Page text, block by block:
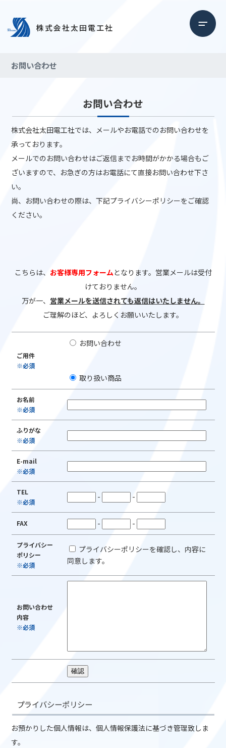
お問い合わせ
お問い合わせ
株式会社太田電工社では、メールやお電話でのお問い合わせを
承っております。
メールでのお問い合わせはご返信までお時間がかかる場合もご
ざいますので、お急ぎの方はお電話にて直接お問い合わせ下さ
い。
尚、お問い合わせの際は、下記プライバシーポリシーをご確認
ください。
こちらは、 お客様専用フォームとなります。営業メールは受付
けておりません。
万が一、 営業メールを送信されても返信はいたしません。
ご理解のほど、よろしくお願いいたします。
ご用件
※必須
お問い合わせ
取り扱い商品
お名前
※必須
ふりがな
※必須
E-mail
※必須
TEL
※必須
- -
FAX - -
プライバシー
ポリシー
※必須
プライバシーポリシーを確認し、内容に
同意します。
お問い合わせ
内容
※必須
プライバシーポリシー
お預かりした個人情報は、個人情報保護法に基づき管理致しま
す。